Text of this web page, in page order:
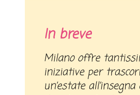
In breve
Milano offre tantissime
iniziative per
un’estate all’insegna